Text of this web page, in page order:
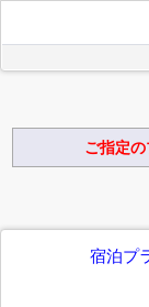
ご指定の
宿泊プ